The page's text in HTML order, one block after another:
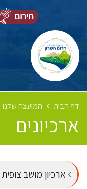
דף הבית המועצה שלנו
ארכיונים
ארכיון מושב צופית